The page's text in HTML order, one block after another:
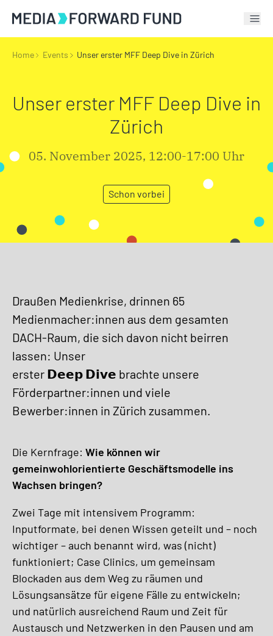
Home Events Unser erster MFF Deep Dive in Zürich
Unser erster MFF Deep Dive in
Zürich
05. November 2025, 12:00-17:00 Uhr
Schon vorbei
Draußen Medienkrise, drinnen 65
Medienmacher:innen aus dem gesamten
DACH-Raum, die sich davon nicht beirren
lassen: Unser
erster 𝗗𝗲𝗲𝗽 𝗗𝗶𝘃𝗲 brachte unsere
Förderpartner:innen und viele
Bewerber:innen in Zürich zusammen.
Die Kernfrage: Wie können wir
gemeinwohlorientierte Geschäftsmodelle ins
Wachsen bringen?
Zwei Tage mit intensivem Programm:
Inputformate, bei denen Wissen geteilt und – noch
wichtiger – auch benannt wird, was (nicht)
funktioniert; Case Clinics, um gemeinsam
Blockaden aus dem Weg zu räumen und
Lösungsansätze für eigene Fälle zu entwickeln;
und natürlich ausreichend Raum und Zeit für
Austausch und Netzwerken in den Pausen und am